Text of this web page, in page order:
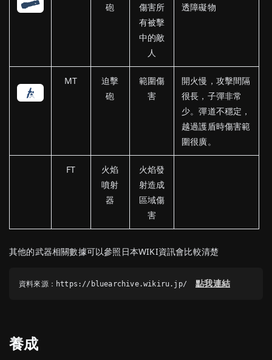
砲
傷害所
有被擊
中的敵
人
透障礙物
MT
迫擊
砲
範圍傷
害
開火慢，攻擊間隔
很長，子彈非常
少。彈道不穩定，
越過護盾時傷害範
圍很廣。
FT
火焰
噴射
器
火焰發
射造成
區域傷
害
其他的武器相關數據可以參照日本WIKI資訊會比較清楚
資料來源：https://bluearchive.wikiru.jp/ 點我連結
養成